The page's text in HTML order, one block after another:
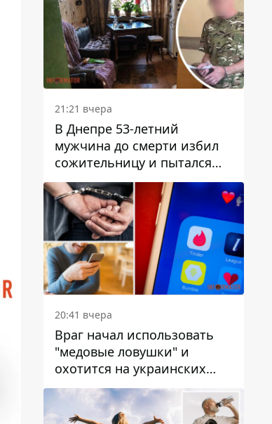
21:21 вчера
В Днепре 53-летний
мужчина до смерти избил
сожительницу и пытался
скрыть преступление:
детали
20:41 вчера
Враг начал использовать
"медовые ловушки" и
охотится на украинских
военнослужащих